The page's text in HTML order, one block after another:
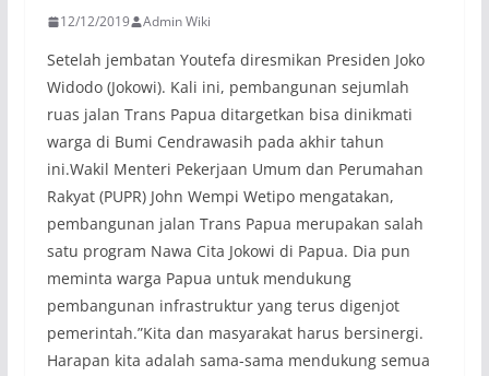
12/12/2019 Admin Wiki
Setelah jembatan Youtefa diresmikan Presiden Joko
Widodo (Jokowi). Kali ini, pembangunan sejumlah
ruas jalan Trans Papua ditargetkan bisa dinikmati
warga di Bumi Cendrawasih pada akhir tahun
ini.Wakil Menteri Pekerjaan Umum dan Perumahan
Rakyat (PUPR) John Wempi Wetipo mengatakan,
pembangunan jalan Trans Papua merupakan salah
satu program Nawa Cita Jokowi di Papua. Dia pun
meminta warga Papua untuk mendukung
pembangunan infrastruktur yang terus digenjot
pemerintah.”Kita dan masyarakat harus bersinergi.
Harapan kita adalah sama-sama mendukung semua